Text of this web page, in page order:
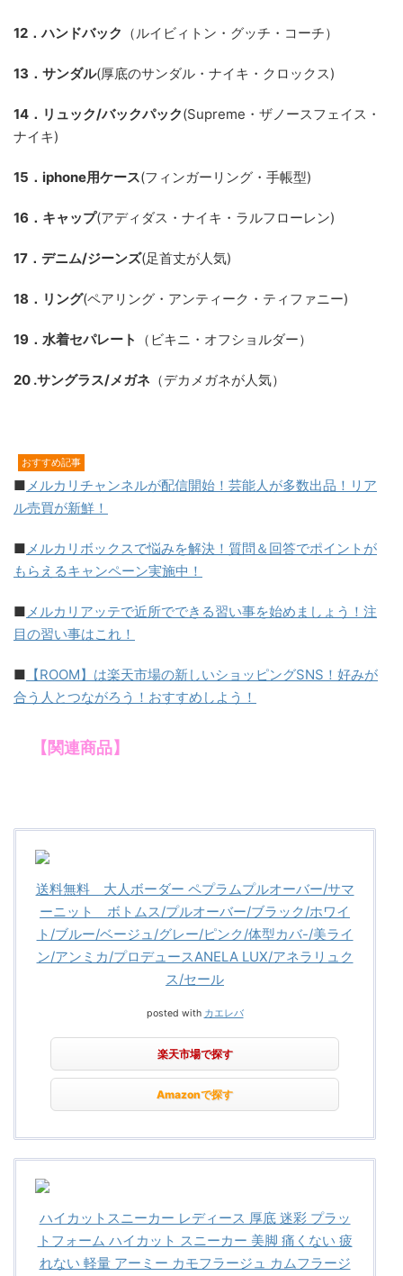
12．ハンドバック （ルイビィトン・グッチ・コーチ）
13．サンダル(厚底のサンダル・ナイキ・クロックス)
14．リュック/バックパック(Supreme・ザノースフェイス・
ナイキ)
15．iphone用ケース(フィンガーリング・手帳型)
16．キャップ(アディダス・ナイキ・ラルフローレン)
17．デニム/ジーンズ(足首丈が人気)
18．リング(ペアリング・アンティーク・ティファニー)
19．水着セパレート （ビキニ・オフショルダー）
20 .サングラス/メガネ （デカメガネが人気）
おすすめ記事
■ メルカリチャンネルが配信開始！芸能人が多数出品！リア
ル売買が新鮮！
■ メルカリボックスで悩みを解決！質問＆回答でポイントが
もらえるキャンペーン実施中！
■ メルカリアッテで近所でできる習い事を始めましょう！注
目の習い事はこれ！
■ 【ROOM】は楽天市場の新しいショッピングSNS！好みが
合う人とつながろう！おすすめしよう！
【関連商品】
送料無料 大人ボーダー ペプラムプルオーバー/サマ
ーニット ボトムス/プルオーバー/ブラック/ホワイ
ト/ブルー/ベージュ/グレー/ピンク/体型カバ-/美ライ
ン/アンミカ/プロデュースANELA LUX/アネラリュク
ス/セール
posted with カエレバ
楽天市場で探す
Amazonで探す
ハイカットスニーカー レディース 厚底 迷彩 プラッ
トフォーム ハイカット スニーカー 美脚 痛くない 疲
れない 軽量 アーミー カモフラージュ カムフラージ